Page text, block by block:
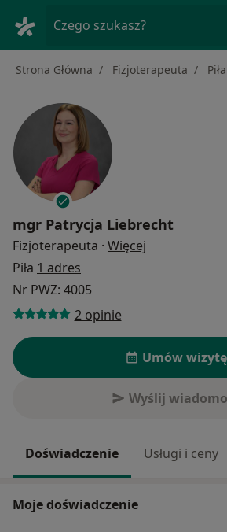
Czego szukasz?
Strona Główna Fizjoterapeuta Piła
mgr Patrycja Liebrecht
Fizjoterapeuta · Więcej
Piła 1 adres
Nr PWZ: 4005
2 opinie
Umów wizytę
Wyślij
Doświadczenie Usługi i ceny
Moje doświadczenie